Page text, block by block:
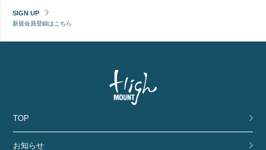
SIGN UP
新規会員登録はこちら
TOP
お知らせ